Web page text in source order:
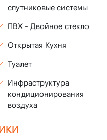
спутниковые системы
ПВХ - Двойное стекло
Открытая Кухня
Туалет
Инфраструктура
кондиционирования
воздуха